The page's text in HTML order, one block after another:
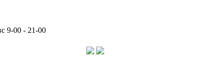
9-00 - 21-00